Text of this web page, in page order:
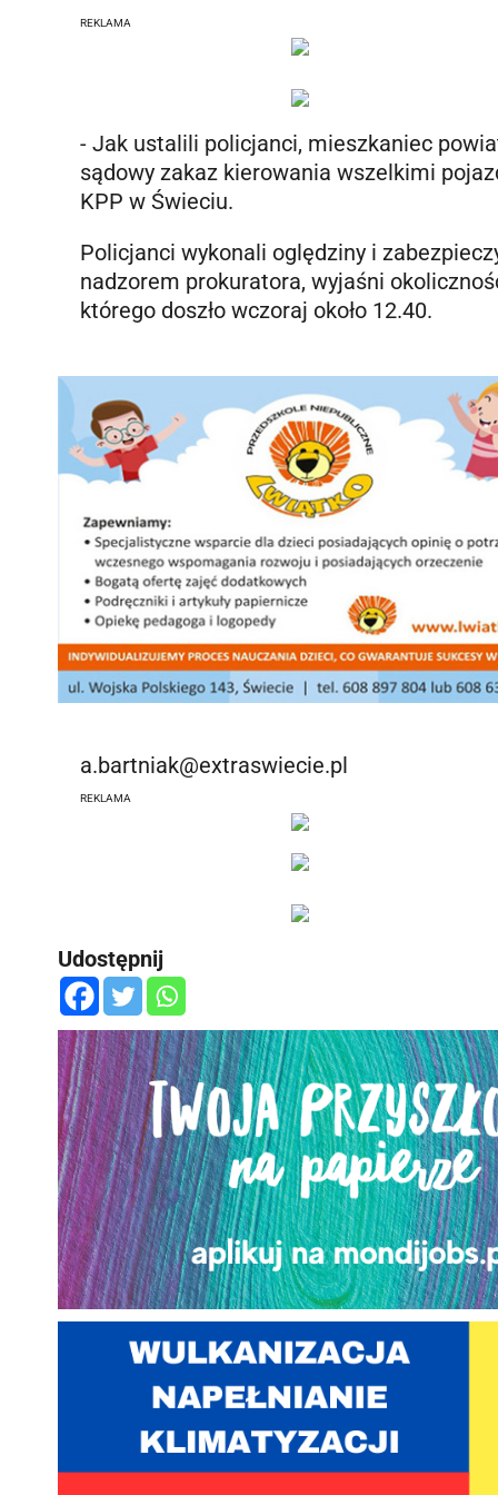
REKLAMA
- Jak ustalili policjanci, mieszkaniec
sądowy zakaz kierowania wszelkimi
KPP w Świeciu.
Policjanci wykonali oględziny i
nadzorem prokuratora, wyjaśni
którego doszło wczoraj około 12.40.
a.bartniak@extraswiecie.pl
REKLAMA
Udostępnij